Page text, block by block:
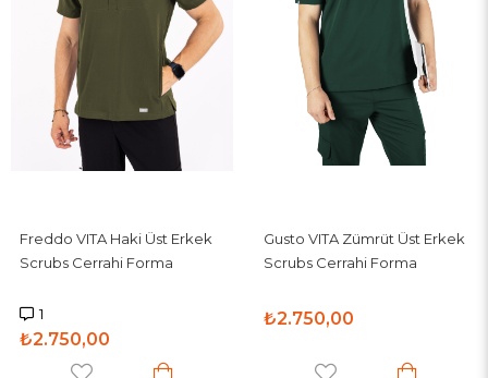
Freddo VITA Haki Üst Erkek
Scrubs Cerrahi Forma
1
₺2.750,00
Gusto VITA Zümrüt Üst Erkek
Scrubs Cerrahi Forma
₺2.750,00